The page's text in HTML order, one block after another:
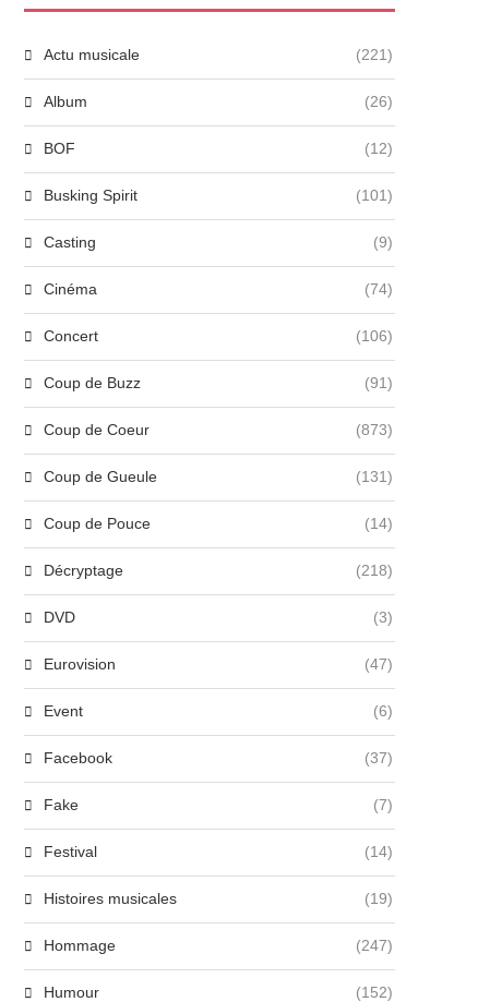
Actu musicale (221)
Album (26)
BOF (12)
Busking Spirit (101)
Casting (9)
Cinéma (74)
Concert (106)
Coup de Buzz (91)
Coup de Coeur (873)
Coup de Gueule (131)
Coup de Pouce (14)
Décryptage (218)
DVD (3)
Eurovision (47)
Event (6)
Facebook (37)
Fake (7)
Festival (14)
Histoires musicales (19)
Hommage (247)
Humour (152)